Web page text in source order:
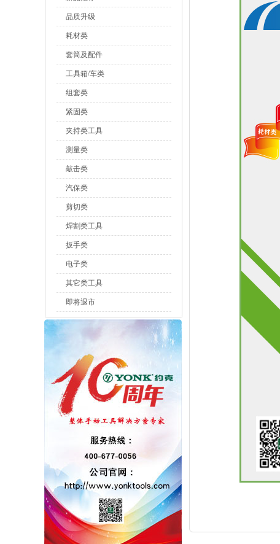
品质升级
耗材类
套筒及配件
工具箱/车类
组套类
紧固类
夹持类工具
测量类
敲击类
汽保类
剪切类
焊割类工具
扳手类
电子类
其它类工具
即将退市